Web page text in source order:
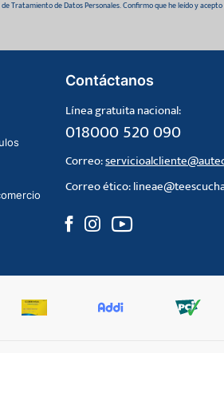
Tratamiento de Datos Personales. Confirmo que he leído y
Contáctanos
Línea gratuita nacional:
018000 520 090
Correo:
Correo ético: